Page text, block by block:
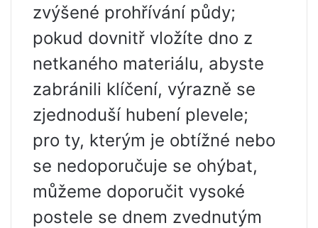
zvýšené prohřívání půdy;
pokud dovnitř vložíte dno z
netkaného materiálu, abyste
zabránili klíčení, výrazně se
zjednoduší hubení plevele;
pro ty, kterým je obtížné nebo
se nedoporučuje se ohýbat,
můžeme doporučit vysoké
postele se dnem zvednutým